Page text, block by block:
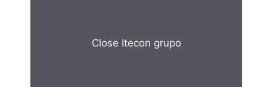
Close Itecon grupo